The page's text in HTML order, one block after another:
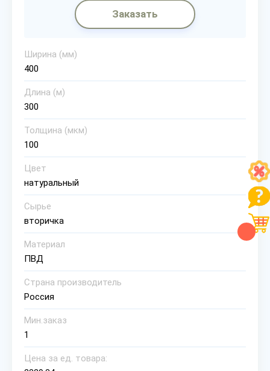
Заказать
Ширина (мм)
400
Длина (м)
300
Толщина (мкм)
100
Цвет
натуральный
Сырье
вторичка
Материал
ПВД
Страна производитель
Россия
Мин.заказ
1
Цена за ед. товара: